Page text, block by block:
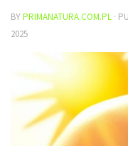
BYPRIMANATURA.COM.PL ·
2025